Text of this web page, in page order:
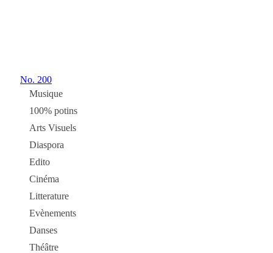
No. 200
Musique
100% potins
Arts Visuels
Diaspora
Edito
Cinéma
Litterature
Evènements
Danses
Théâtre